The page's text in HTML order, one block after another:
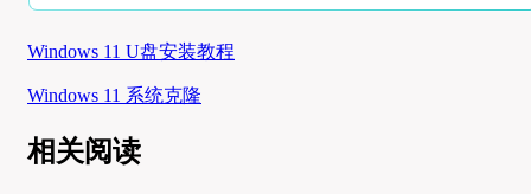
Windows 11 U盘安装教程
Windows 11 系统克隆
相关阅读